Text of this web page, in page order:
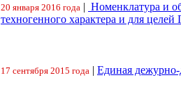
20 января 2016 года | Номенклатура и
техногенного характера и для целей
17 сентября 2015 года | Единая